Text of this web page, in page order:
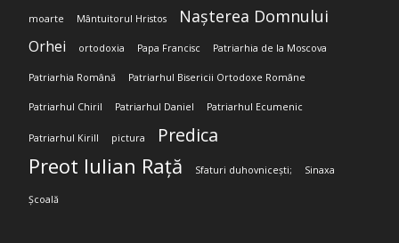
moarte Mântuitorul Hristos Nașterea Domnului
Orhei ortodoxia Papa Francisc Patriarhia de la Moscova
Patriarhia Română Patriarhul Bisericii Ortodoxe Române
Patriarhul Chiril Patriarhul Daniel Patriarhul Ecumenic
Patriarhul Kirill pictura Predica
Preot Iulian Rață Sfaturi duhovnicești; Sinaxa
Școală